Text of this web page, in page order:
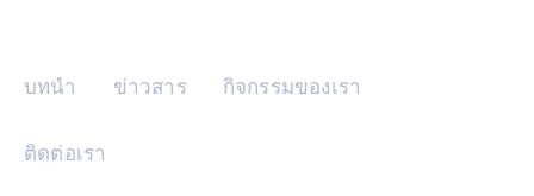
บทนำ ข่าวสาร กิจกรรมของเรา
ติดต่อเรา